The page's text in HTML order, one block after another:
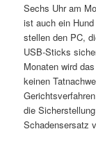
Sechs Uhr am
ist auch ein
stellen den PC,
USB-Sticks
Monaten wird
keinen
die
Schadensersatz